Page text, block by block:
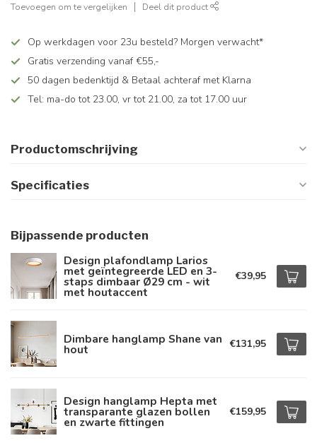
Toevoegen om te vergelijken Deel dit product
Op werkdagen voor 23u besteld? Morgen verwacht*
Gratis verzending vanaf €55,-
50 dagen bedenktijd & Betaal achteraf met Klarna
Tel: ma-do tot 23.00, vr tot 21.00, za tot 17.00 uur
Productomschrijving
Specificaties
Bijpassende producten
Design plafondlamp Larios
met geïntegreerde LED en 3-
staps dimbaar Ø29 cm - wit
met houtaccent
€39,95
Dimbare hanglamp Shane van
hout €131,95
Design hanglamp Hepta met
transparante glazen bollen
en zwarte fittingen
€159,95